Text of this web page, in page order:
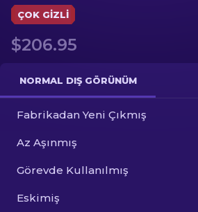
Bıçaklar
Eldiven
Kasalar
Diğer
ÇOK GIZLI
$206.95
NORMAL DIŞ GÖRÜNÜM
Fabrikadan Yeni Çıkmış
Az Aşınmış
Görevde Kullanılmış
Eskimiş